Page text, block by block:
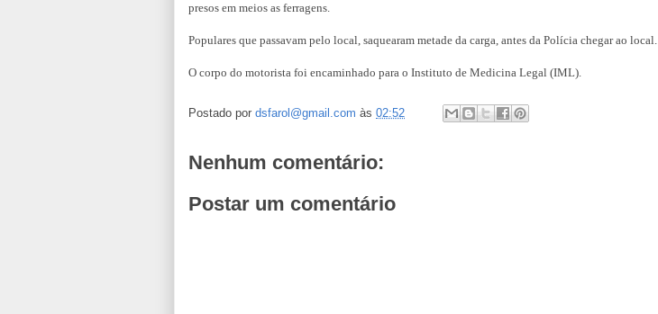
presos em meios as ferragens.
Populares que passavam pelo local, saquearam metade da carga, antes da Polícia chegar ao local.
O corpo do motorista foi encaminhado para o Instituto de Medicina Legal (IML).
Postado por dsfarol@gmail.com às 02:52
Nenhum comentário:
Postar um comentário